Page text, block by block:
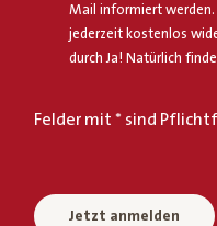
Mail informiert
jederzeit kostenlos
durch Ja! Natürlich
Felder mit * sind
Jetzt anmelden